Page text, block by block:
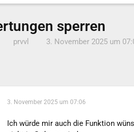
sperren
prvvl 3. November 2025 um
3. November 2025 um 07:06
Ich würde mir auch die Funktion